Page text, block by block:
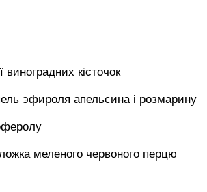
виноградних кісточок
эфироля апельсина і розмарину
меленого червоного перцю